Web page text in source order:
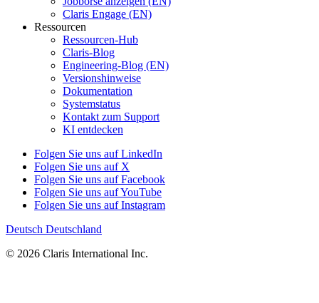
Claris Engage (EN)
Ressourcen
Ressourcen-Hub
Claris-Blog
Engineering-Blog (EN)
Versionshinweise
Dokumentation
Systemstatus
Kontakt zum Support
KI entdecken
Folgen Sie uns auf LinkedIn
Folgen Sie uns auf X
Folgen Sie uns auf Facebook
Folgen Sie uns auf YouTube
Folgen Sie uns auf Instagram
Deutsch Deutschland
© 2026 Claris International Inc.